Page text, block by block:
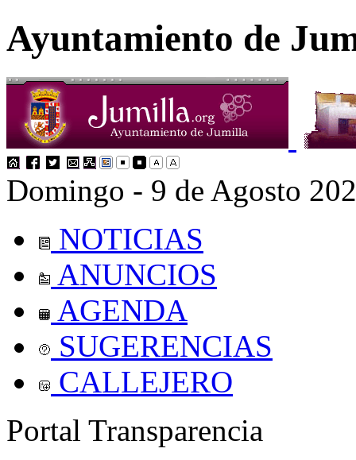
Ayuntamiento de
Domingo - 9 de Agosto
NOTICIAS
ANUNCIOS
AGENDA
SUGERENCIAS
CALLEJERO
Portal Transparencia